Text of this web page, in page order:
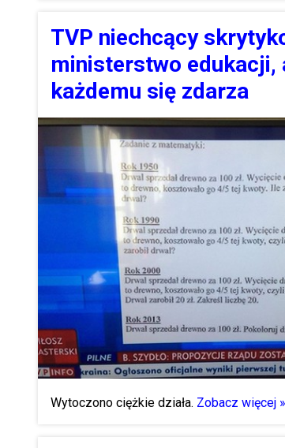
TVP niechcący
ministerstwo edukacji,
każdemu się zdarza
Wytoczono ciężkie działa. Zobacz więcej »